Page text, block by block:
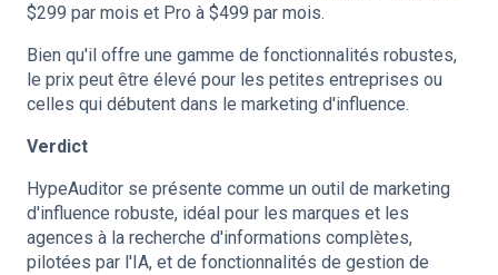
$299 par mois et Pro à $499 par mois.
Bien qu'il offre une gamme de fonctionnalités robustes,
le prix peut être élevé pour les petites entreprises ou
celles qui débutent dans le marketing d'influence.
Verdict
HypeAuditor se présente comme un outil de marketing
d'influence robuste, idéal pour les marques et les
agences à la recherche d'informations complètes,
pilotées par l'IA, et de fonctionnalités de gestion de